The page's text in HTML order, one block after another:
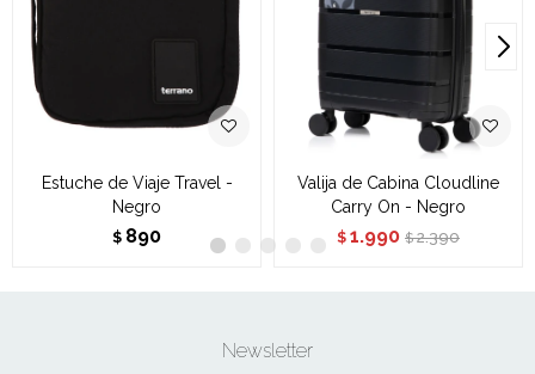
Estuche de Viaje Travel -
Negro
$ 890
Valija de Cabina Cloudline
Carry On - Negro
$ 1.990 $ 2.390
Newsletter